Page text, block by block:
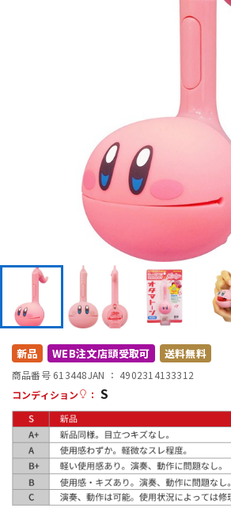
アンプ
DTM オンライン納品
配信/ライブ機器
中古
新品 WEB注文店頭受取可 送料無料
商品番号 613448JAN ： 4902314133312
コンディション
： S